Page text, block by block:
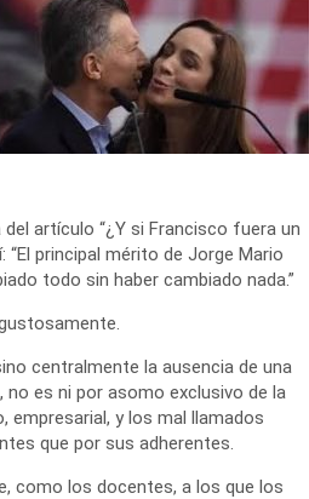
artículo “¿Y si Francisco fuera un
“El principal mérito de Jorge Mario
todo sin haber cambiado nada.”
centralmente la ausencia de una
es ni por asomo exclusivo de la
empresarial, y los mal llamados
que por sus adherentes.
como los docentes, a los que los